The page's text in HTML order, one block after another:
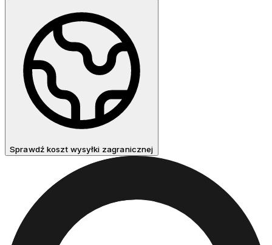
Sprawdź koszt wysyłki zagranicznej